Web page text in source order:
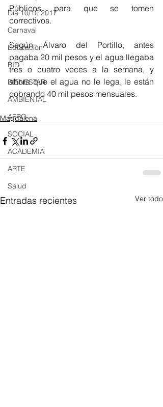
Día 10/10 2017
Carnaval
Educación
BID
BIENESTAR
AMBIENTAL
AFRO
SOCIAL
ACADEMIA
ARTE
Salud
Públicos para que se tomen
correctivos.
Según Álvaro del Portillo, antes
pagaba 20 mil pesos y el agua llegaba
tres o cuatro veces a la semana, y
ahora que el agua no le lega, le están
cobrando 40 mil pesos mensuales.
Magdalena
Entradas recientes Ver todo